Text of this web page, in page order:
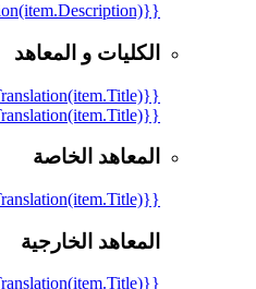
{{mmc.getCurrentTranslation(item.Description)}}
الكليات و المعاهد
{{mmc.getCurrentTranslation(item.Title)}}
{{mmc.getCurrentTranslation(item.Title)}}
المعاهد الخاصة
{{mmc.getCurrentTranslation(item.Title)}}
المعاهد الخارجية
{{mmc.getCurrentTranslation(item.Title)}}